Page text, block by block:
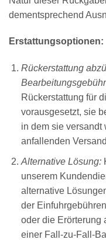
dementsprechend
Erstattungsoptionen:
Rückerstattung
Rückerstattung für
vorausgesetzt, sie
in dem sie versandt
anfallenden
Alternative Lösung:
unserem
alternative
der
oder die Erörterung
einer Fall-zu-Fall-